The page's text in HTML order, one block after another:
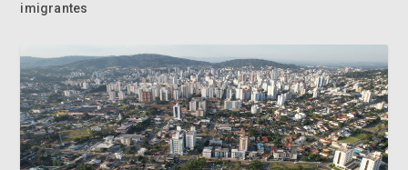
imigrantes